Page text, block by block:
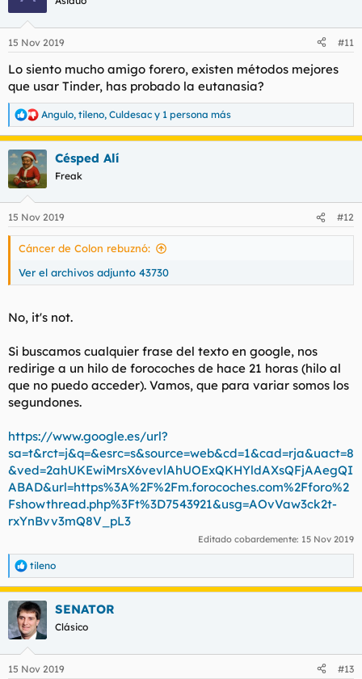
e
:
15 Nov 2019 #11
Lo siento mucho amigo forero, existen métodos mejores
que usar Tinder, has probado la eutanasia?
R
e
a
c
c
i
e
s
Angulo, tileno, Culdesac y 1 persona más
Césped Alí
Freak
15 Nov 2019 #12
Cáncer de Colon rebuznó:
Ver el archivos adjunto 43730
No, it's not.
Si buscamos cualquier frase del texto en google, nos
redirige a un hilo de forocoches de hace 21 horas (hilo al
que no puedo acceder). Vamos, que para variar somos los
segundones.
https://www.google.es/url?
sa=t&rct=j&q=&esrc=s&source=web&cd=1&cad=rja&uact=8
&ved=2ahUKEwiMrsX6vevlAhUOExQKHYldAXsQFjAAegQI
ABAD&url=https%3A%2F%2Fm.forocoches.com%2Fforo%2
Fshowthread.php%3Ft%3D7543921&usg=AOvVaw3ck2t-
rxYnBvv3mQ8V_pL3
Editado cobardemente: 15 Nov 2019
R
e
a
c
c
i
e
tileno
SENATOR
Clásico
15 Nov 2019 #13